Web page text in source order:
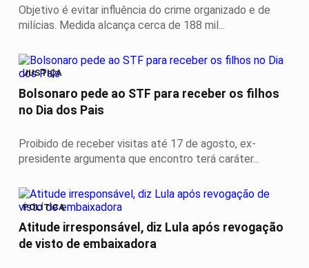
Objetivo é evitar influência do crime organizado e de
milícias. Medida alcança cerca de 188 mil...
JUSTIÇA
Bolsonaro pede ao STF para receber os filhos
no Dia dos Pais
Proibido de receber visitas até 17 de agosto, ex-
presidente argumenta que encontro terá caráter...
POLÍTICA
Atitude irresponsável, diz Lula após revogação
de visto de embaixadora